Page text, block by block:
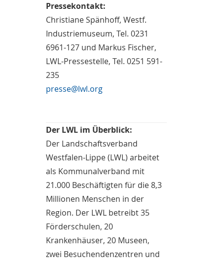
Pressekontakt:
Christiane Spänhoff, Westf.
Industriemuseum, Tel. 0231
6961-127 und Markus Fischer,
LWL-Pressestelle, Tel. 0251 591-
235
presse@lwl.org
Der LWL im Überblick:
Der Landschaftsverband
Westfalen-Lippe (LWL) arbeitet
als Kommunalverband mit
21.000 Beschäftigten für die 8,3
Millionen Menschen in der
Region. Der LWL betreibt 35
Förderschulen, 20
Krankenhäuser, 20 Museen,
zwei Besuchendenzentren und